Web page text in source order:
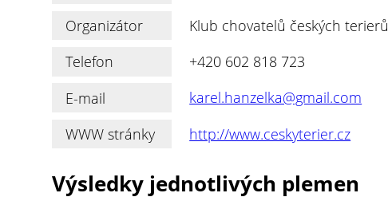
Organizátor
Klub chovatelů českých
Telefon
+420 602 818 723
E-mail
karel.hanzelka@gmail.com
WWW stránky
http://www.ceskyterier.cz
Výsledky jednotlivých plemen